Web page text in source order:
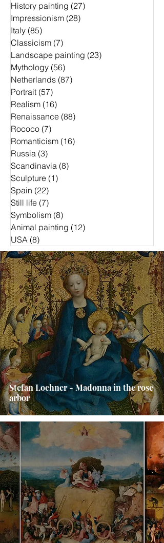
History painting (27)
Impressionism (28)
Italy (85)
Classicism (7)
Landscape painting (23)
Mythology (56)
Netherlands (87)
Portrait (57)
Realism (16)
Renaissance (88)
Rococo (7)
Romanticism (16)
Russia (3)
Scandinavia (8)
Sculpture (1)
Spain (22)
Still life (7)
Symbolism (8)
Animal painting (12)
USA (8)
Stefan Lochner - Madonna in the rose
arbor